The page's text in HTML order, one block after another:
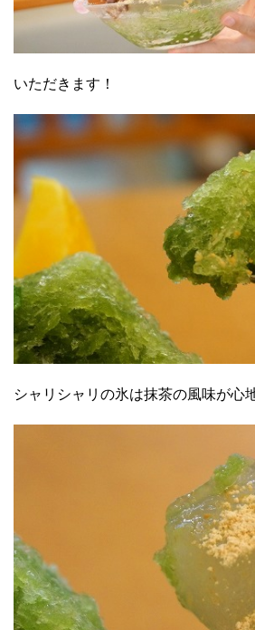
いただきます！
シャリシャリの氷は抹茶の風味が心